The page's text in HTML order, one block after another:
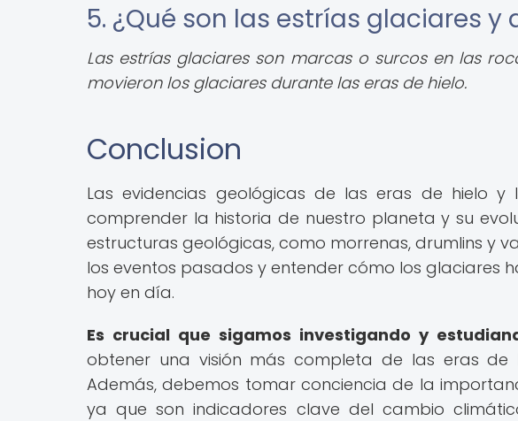
5. ¿Qué son las estrías glaciares y
Las estrías glaciares son marcas o surcos en las
movieron los glaciares durante las eras de hielo.
Conclusion
Las evidencias geológicas de las eras de hielo
comprender la historia de nuestro planeta y su
estructuras geológicas, como morrenas, drumlins y
los eventos pasados y entender cómo los glaciares
hoy en día.
Es crucial que sigamos investigando y
obtener una visión más completa de las eras
Además, debemos tomar conciencia de la
ya que son indicadores clave del cambio